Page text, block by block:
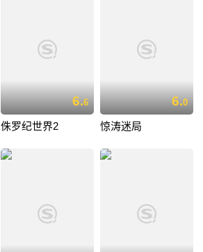
6.6
侏罗纪世界2
6.0
惊涛迷局